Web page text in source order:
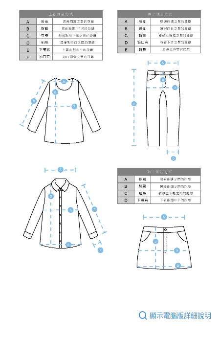
顯示電腦版詳細說明